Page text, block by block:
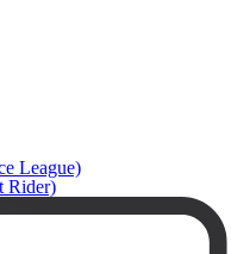
League)
Rider)